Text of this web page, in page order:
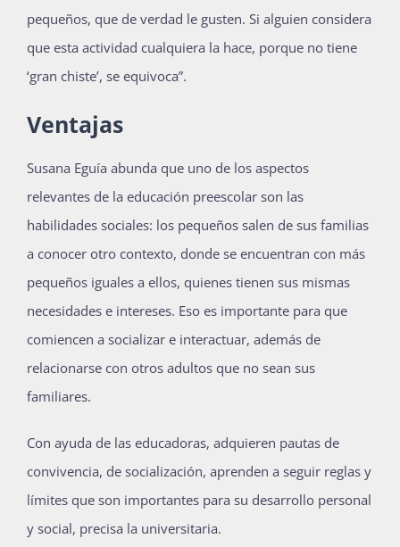
pequeños, que de verdad le gusten. Si alguien considera
que esta actividad cualquiera la hace, porque no tiene
‘gran chiste’, se equivoca”.
Ventajas
Susana Eguía abunda que uno de los aspectos
relevantes de la educación preescolar son las
habilidades sociales: los pequeños salen de sus familias
a conocer otro contexto, donde se encuentran con más
pequeños iguales a ellos, quienes tienen sus mismas
necesidades e intereses. Eso es importante para que
comiencen a socializar e interactuar, además de
relacionarse con otros adultos que no sean sus
familiares.
Con ayuda de las educadoras, adquieren pautas de
convivencia, de socialización, aprenden a seguir reglas y
límites que son importantes para su desarrollo personal
y social, precisa la universitaria.